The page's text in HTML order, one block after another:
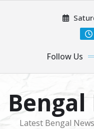
Follow Us
Latest Bengal